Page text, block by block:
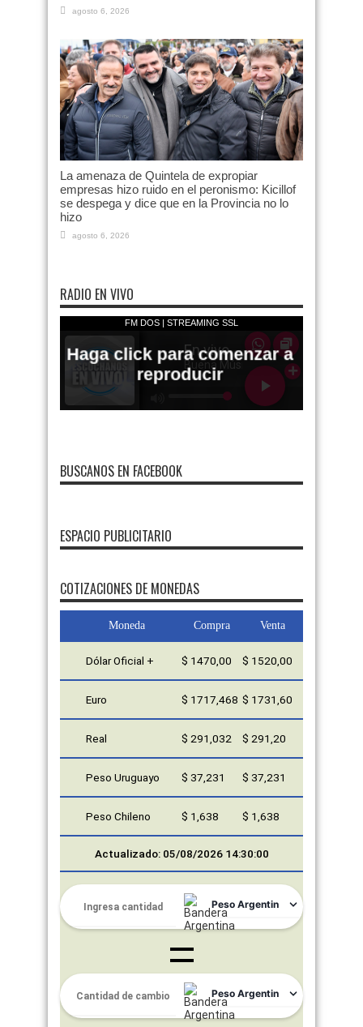
agosto 6, 2026
La amenaza de Quintela de expropiar
empresas hizo ruido en el peronismo: Kicillof
se despega y dice que en la Provincia no lo
hizo
agosto 6, 2026
RADIO EN VIVO
BUSCANOS EN FACEBOOK
ESPACIO PUBLICITARIO
COTIZACIONES DE MONEDAS
Moneda Compra Venta
Dólar Oficial + $ 1470,00 $ 1520,00
Euro $ 1717,468 $ 1731,60
Real $ 291,032 $ 291,20
Peso Uruguayo $ 37,231 $ 37,231
Peso Chileno $ 1,638 $ 1,638
Actualizado: 05/08/2026 14:30:00